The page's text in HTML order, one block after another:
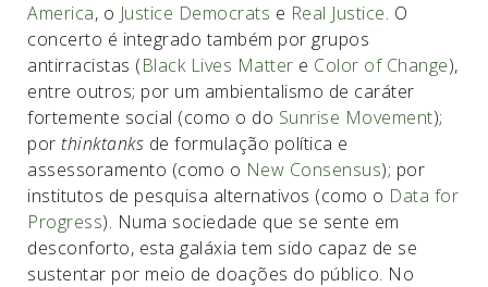
America, o Justice Democrats e Real Justice. O
concerto é integrado também por grupos
antirracistas (Black Lives Matter e Color of Change),
entre outros; por um ambientalismo de caráter
fortemente social (como o do Sunrise Movement);
por thinktanks de formulação política e
assessoramento (como o New Consensus); por
institutos de pesquisa alternativos (como o Data for
Progress). Numa sociedade que se sente em
desconforto, esta galáxia tem sido capaz de se
sustentar por meio de doações do público. No